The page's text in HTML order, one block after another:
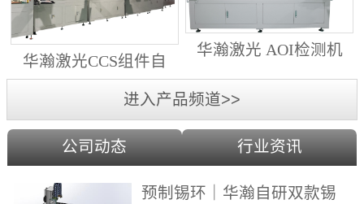
华瀚激光CCS组件自
动生产线（横向线）
华瀚激光 AOI检测机
（型号HA18DM6)
进入产品频道>>
公司动态 行业资讯
预制锡环｜华瀚自研双款锡